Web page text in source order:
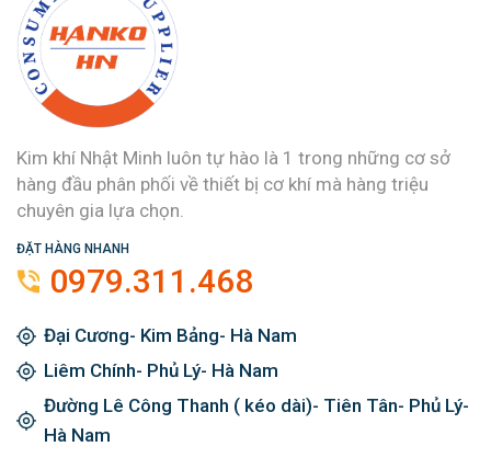
Kim khí Nhật Minh luôn tự hào là 1 trong những cơ sở
hàng đầu phân phối về thiết bị cơ khí mà hàng triệu
chuyên gia lựa chọn.
ĐẶT HÀNG NHANH
0979.311.468
Đại Cương- Kim Bảng- Hà Nam
Liêm Chính- Phủ Lý- Hà Nam
Đường Lê Công Thanh ( kéo dài)- Tiên Tân- Phủ Lý-
Hà Nam